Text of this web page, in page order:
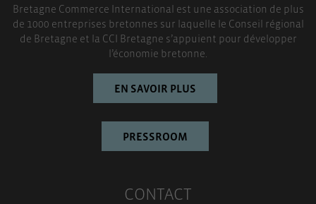
Bretagne Commerce International est une association de plus
de 1000 entreprises bretonnes sur laquelle le Conseil régional
de Bretagne et la CCI Bretagne s’appuient pour développer
l’économie bretonne.
EN SAVOIR PLUS
PRESSROOM
CONTACT